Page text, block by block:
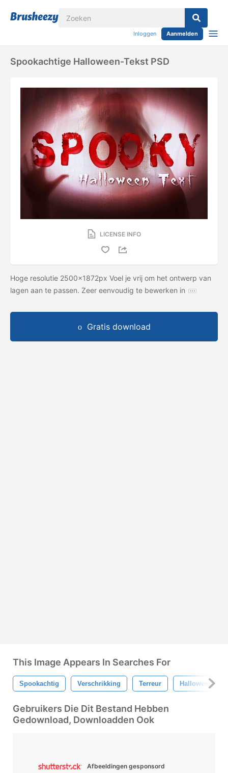
Inloggen Aanmelden
Spookachtige Halloween-Tekst PSD
LICENSE INFO
Hoge resolutie 2500x1872px Voel je vrij om het ontwerp van
lagen aan te passen. Zeer eenvoudig te bewerken in
Gratis download
This Image Appears In Searches For
Spookachtig Verschrikking Terreur Halloween
Gebruikers Die Dit Bestand Hebben
Gedownload, Downloadden Ook
Afbeeldingen gesponsord